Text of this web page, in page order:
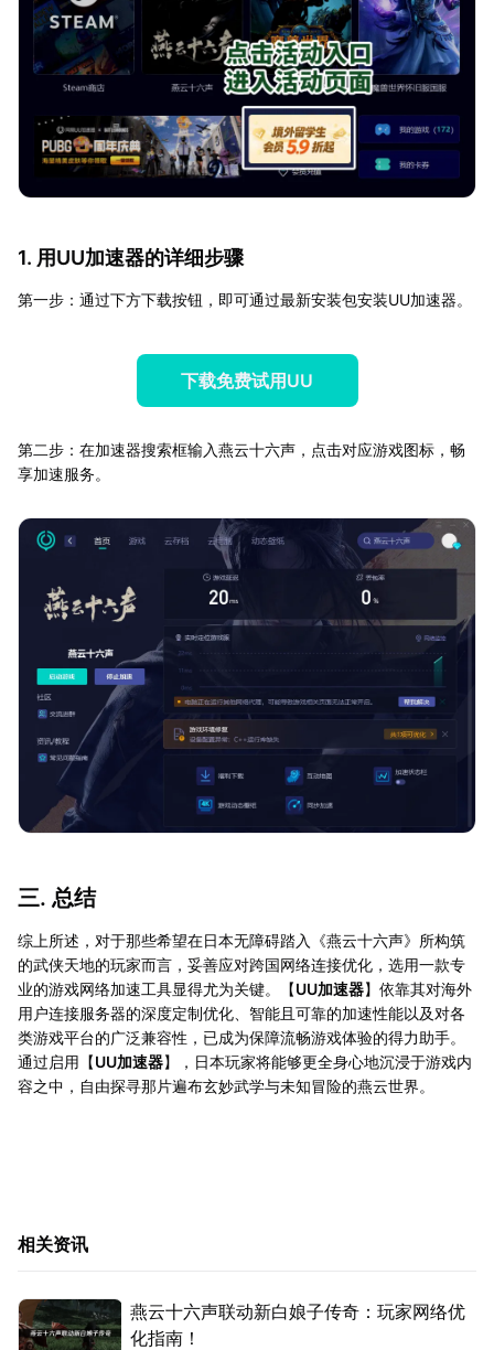
1. 用UU加速器的详细步骤
第一步：通过下方下载按钮，即可通过最新安装包安装UU加速器。
下载免费试用UU
第二步：在加速器搜索框输入燕云十六声，点击对应游戏图标，畅
享加速服务。
三. 总结
综上所述，对于那些希望在日本无障碍踏入《燕云十六声》所构筑
的武侠天地的玩家而言，妥善应对跨国网络连接优化，选用一款专
业的游戏网络加速工具显得尤为关键。【UU加速器】依靠其对海外
用户连接服务器的深度定制优化、智能且可靠的加速性能以及对各
类游戏平台的广泛兼容性，已成为保障流畅游戏体验的得力助手。
通过启用【UU加速器】，日本玩家将能够更全身心地沉浸于游戏内
容之中，自由探寻那片遍布玄妙武学与未知冒险的燕云世界。
相关资讯
燕云十六声联动新白娘子传奇：玩家网络优
化指南！